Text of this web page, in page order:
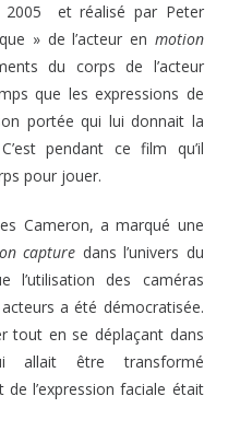
et réalisé par Peter
» de l’acteur en motion
du corps de l’acteur
que les expressions de
portée qui lui donnait la
pendant ce film qu’il
pour jouer.
Cameron, a marqué une
capture dans l’univers du
l’utilisation des caméras
a été démocratisée.
tout en se déplaçant dans
allait être transformé
de l’expression faciale était